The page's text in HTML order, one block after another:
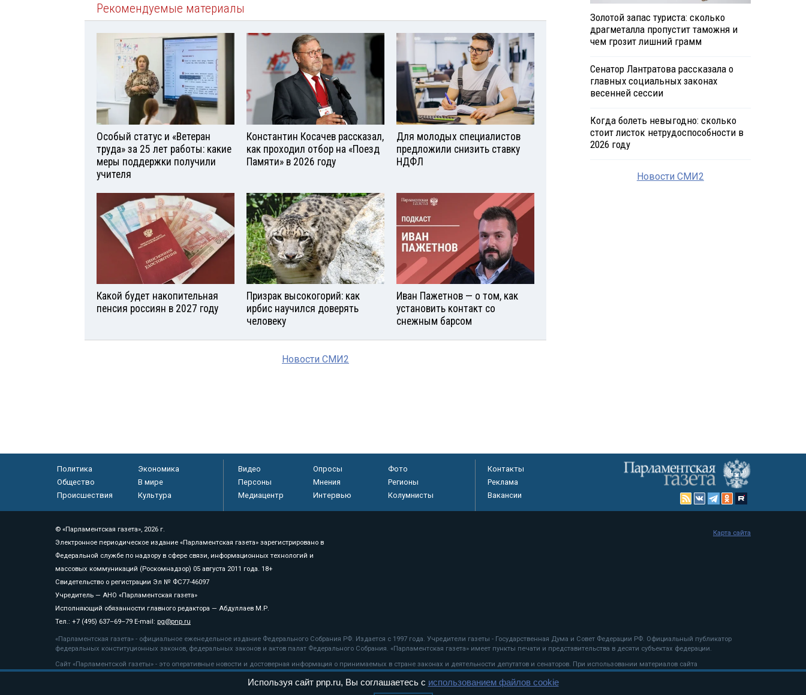
Рекомендуемые материалы
Особый статус и «Ветеран
труда» за 25 лет работы: какие
меры поддержки получили
учителя
Константин Косачев рассказал,
как проходил отбор на «Поезд
Памяти» в 2026 году
Для молодых специалистов
предложили снизить ставку
НДФЛ
Какой будет накопительная
пенсия россиян в 2027 году
Призрак высокогорий: как
ирбис научился доверять
человеку
Иван Пажетнов — о том, как
установить контакт со
снежным барсом
Новости СМИ2
Золотой запас туриста: сколько
драгметалла пропустит таможня и
чем грозит лишний грамм
Сенатор Лантратова рассказала о
главных социальных законах
весенней сессии
Когда болеть невыгодно: сколько
стоит листок нетрудоспособности в
2026 году
Новости СМИ2
Политика
Экономика
Общество
В мире
Происшествия
Культура
Видео Опросы
Фото
Персоны
Мнения
Регионы
Медиацентр
Интервью Колумнисты
Контакты
Реклама
Вакансии
© «Парламентская газета», 2026 г.
Электронное периодическое издание «Парламентская газета» зарегистрировано в
Федеральной службе по надзору в сфере связи, информационных технологий и
массовых коммуникаций (Роскомнадзор) 05 августа 2011 года. 18+
Свидетельство о регистрации Эл № ФС77-46097
Учредитель — АНО «Парламентская газета»
Исполняющий обязанности главного редактора — Абдуллаев М.Р.
Тел.: +7 (495) 637–69–79 E-mail: pg@pnp.ru
«Парламентская газета» - официальное еженедельное издание Федерального Собрания РФ. Издается с 1997 года. Учредители газеты - Государственная Дума и Совет Федерации РФ. Официальный публикатор
федеральных конституционных законов, федеральных законов и актов палат Федерального Собрания. «Парламентская газета» имеет пункты печати и представительства в десяти субъектах федерации.
Сайт «Парламентской газеты» - это оперативные новости и достоверная информация о принимаемых в стране законах и деятельности депутатов и сенаторов. При использовании материалов сайта
«Парламентской газеты» активная ссылка на pnp.ru обязательна.
рекомендательные технологии
Карта сайта
Используя сайт pnp.ru, Вы соглашаетесь с использованием файлов cookie